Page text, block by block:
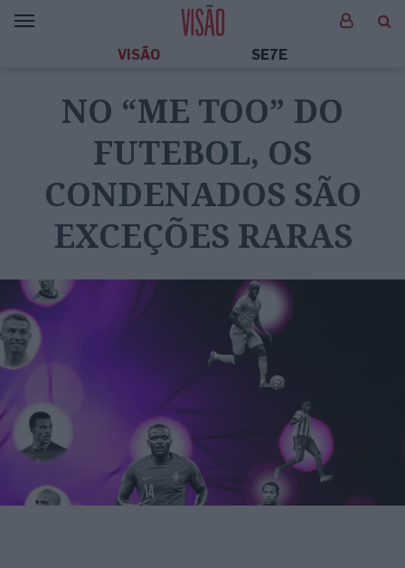
VISÃO SE7E
NO “ME TOO” DO
FUTEBOL, OS
CONDENADOS SÃO
EXCEÇÕES RARAS